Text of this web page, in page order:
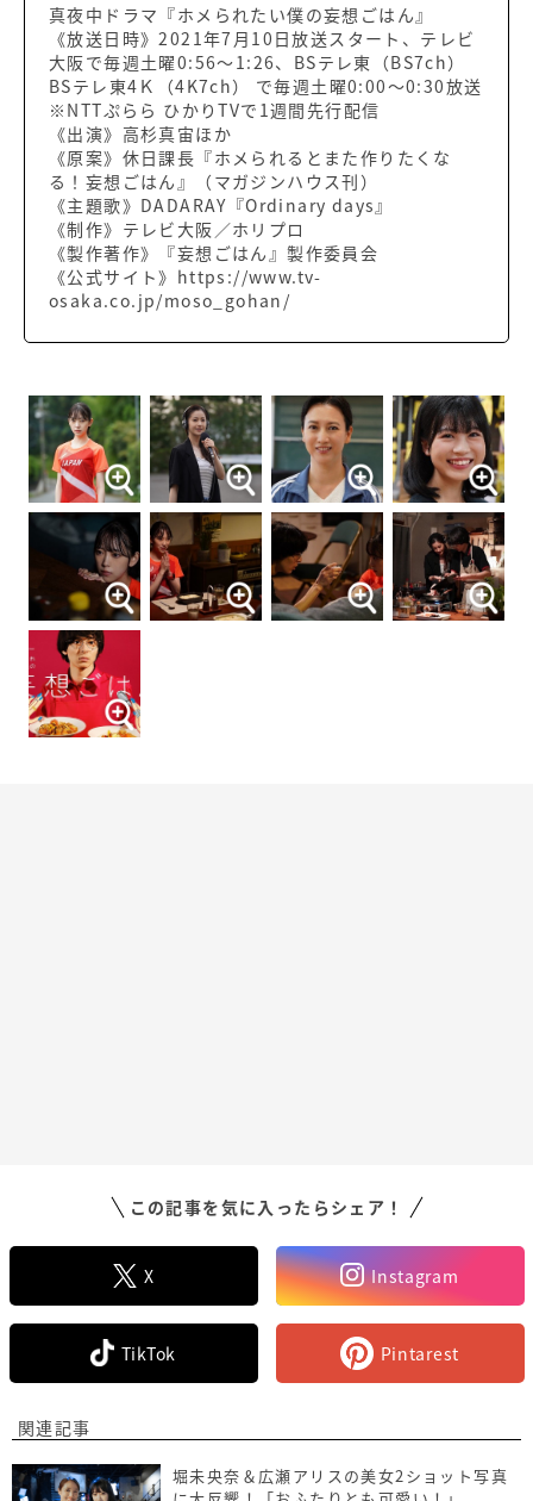
真夜中ドラマ『ホメられたい僕の妄想ごはん』
《放送日時》2021年7月10日放送スタート、テレビ
大阪で毎週土曜0:56～1:26、BSテレ東（BS7ch）
BSテレ東4Ｋ（4K7ch） で毎週土曜0:00～0:30放送
※NTTぷらら ひかりTVで1週間先行配信
《出演》高杉真宙ほか
《原案》休日課長『ホメられるとまた作りたくな
る！妄想ごはん』（マガジンハウス刊）
《主題歌》DADARAY『Ordinary days』
《制作》テレビ大阪／ホリプロ
《製作著作》『妄想ごはん』製作委員会
《公式サイト》https://www.tv-
osaka.co.jp/moso_gohan/
この記事を気に入ったらシェア！
X Instagram
TikTok Pintarest
関連記事
堀未央奈＆広瀬アリスの美女2ショット写真